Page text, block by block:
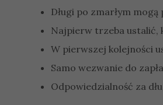
Długi po zmarłym
Najpierw trzeba ustalić,
W pierwszej kolejności
Samo wezwanie do
Odpowiedzialność za